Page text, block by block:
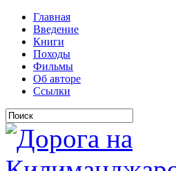
Главная
Введение
Книги
Походы
Фильмы
Об авторе
Ссылки